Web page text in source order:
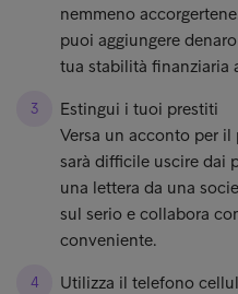
nemmeno
puoi aggiungere
tua stabilità finanziaria
Estingui i tuoi prestiti
Versa un acconto per
sarà difficile uscire dai
una lettera da una
sul serio e collabora
conveniente.
Utilizza il telefono